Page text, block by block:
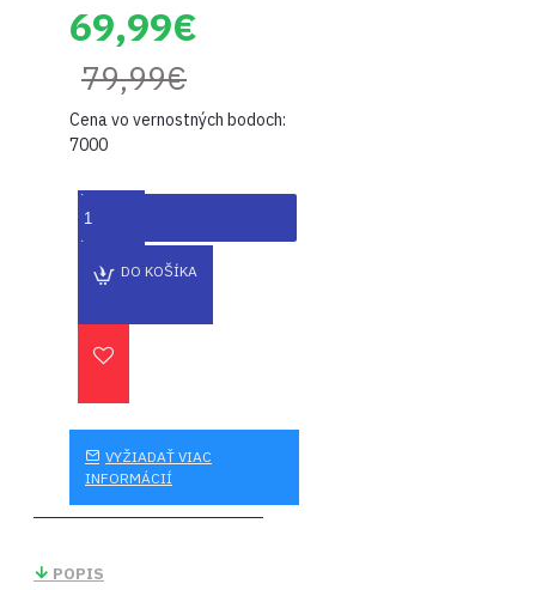
69,99€
79,99€
Cena vo vernostných bodoch:
7000
DO KOŠÍKA
VYŽIADAŤ VIAC
INFORMÁCIÍ
POPIS